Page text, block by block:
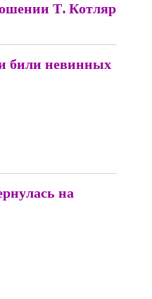
Т. Котляр
били невинных
на